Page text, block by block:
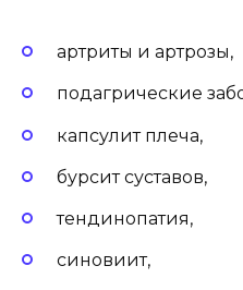
артриты и артрозы,
подагрические
капсулит плеча,
бурсит суставов,
тендинопатия,
синовиит,